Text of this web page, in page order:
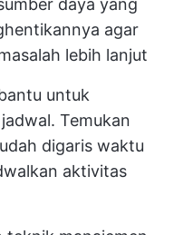
daya yang
agar
lebih lanjut
untuk
Temukan
digaris waktu
aktivitas